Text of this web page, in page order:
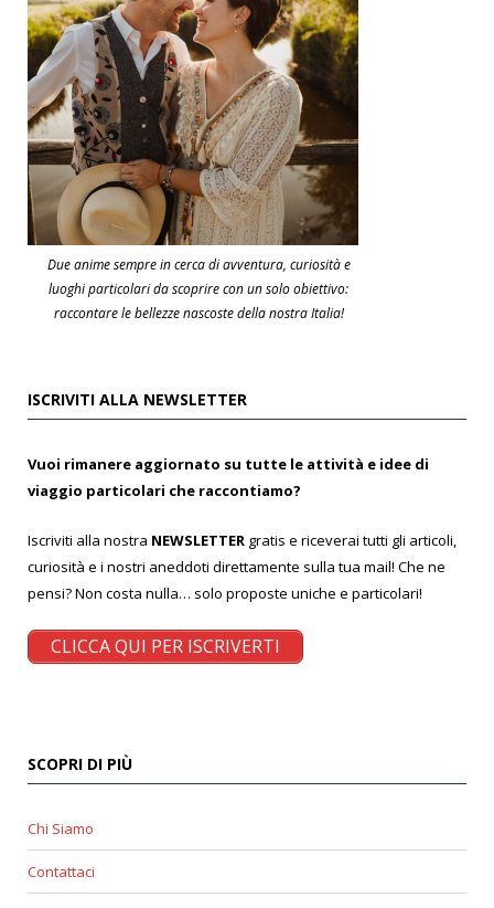
Due anime sempre in cerca di avventura, curiosità e
luoghi particolari da scoprire con un solo obiettivo:
raccontare le bellezze nascoste della nostra Italia!
ISCRIVITI ALLA NEWSLETTER
Vuoi rimanere aggiornato su tutte le attività e idee di
viaggio particolari che raccontiamo?
Iscriviti alla nostra NEWSLETTER gratis e riceverai tutti gli articoli,
curiosità e i nostri aneddoti direttamente sulla tua mail! Che ne
pensi? Non costa nulla… solo proposte uniche e particolari!
CLICCA QUI PER ISCRIVERTI
SCOPRI DI PIÙ
Chi Siamo
Contattaci